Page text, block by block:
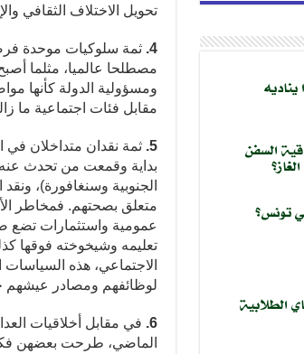
تحويل الاختلاف الثقافي
4. ثمة سلوكيات موحدة
مصطلحا عالميا، مثلما
ومسؤولية الدولة كأنها
مقابل فئات اجتماعية ما
5. ثمة نقدان متداخلان في
بداية وقمعت من تحدث
الجنوبية وسنغافورة)،
متعلق بصحتهم. فمخاطر
عمومية واستثمارات تضع
تعليمه وشيخوخته فوقها
الاجتماعي، هذه السياسات
لوظائفهم ومصادر عيشهم
6. في مقابل أخلاقيات
السفن
تونس؟
الطلابية